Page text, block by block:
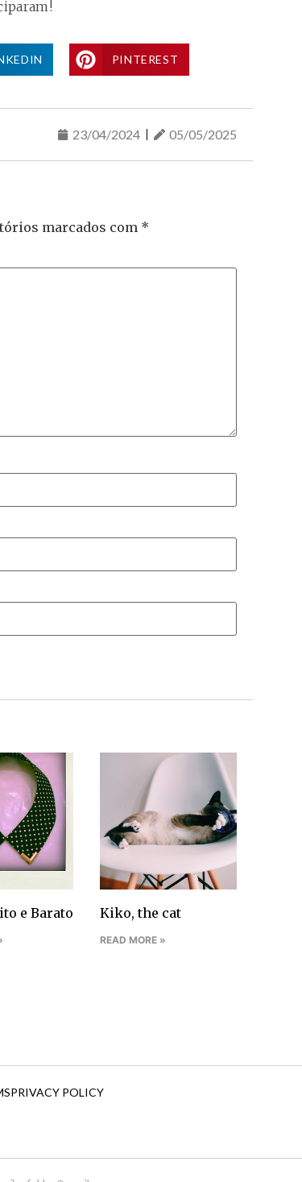
PINTEREST
23/04/2024 05/05/2025
marcados com *
e Barato Kiko, the cat
READ MORE »
PRIVACY POLICY